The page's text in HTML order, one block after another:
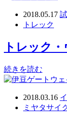
2018.05.17
トレック
トレック
続きを読む
2018.03.16
ミヤタサイ